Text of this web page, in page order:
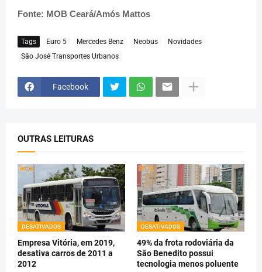
Fonte: MOB Ceará/Amós Mattos
Tags Euro 5 Mercedes Benz Neobus
Novidades
São José Transportes Urbanos
Facebook
OUTRAS LEITURAS
DESATIVADOS
Empresa Vitória, em 2019,
desativa carros de 2011 a
2012
DESATIVADOS
49% da frota rodoviária da
São Benedito possui
tecnologia menos poluente